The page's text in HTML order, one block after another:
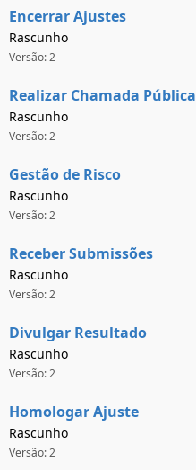
Encerrar Ajustes
Rascunho
Versão: 2
Realizar Chamada Pública
Rascunho
Versão: 2
Gestão de Risco
Rascunho
Versão: 2
Receber Submissões
Rascunho
Versão: 2
Divulgar Resultado
Rascunho
Versão: 2
Homologar Ajuste
Rascunho
Versão: 2